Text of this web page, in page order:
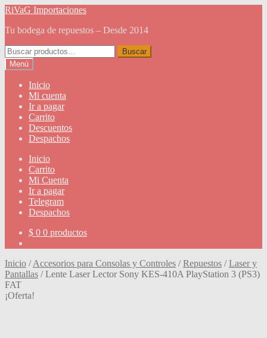
Ir
la
Ir
contenido
RiVaG Importaciones
Tu bodega de repuestos – Desde 2014
Buscar
por:
Buscar
Menú
Inicio
Mi cuenta
Ir a pagar
Carrito
Descuentos
Despachos
Inicio
Carrito
Mi Cuenta
Ir a pagar
Telegram
Despachos
$ 0 0 productos
Inicio /Accesorios para Consolas y Controles /Repuestos /Laser y
Pantallas /Lente Laser Lector Sony KES-410A PlayStation 3 (PS3)
FAT
¡Oferta!